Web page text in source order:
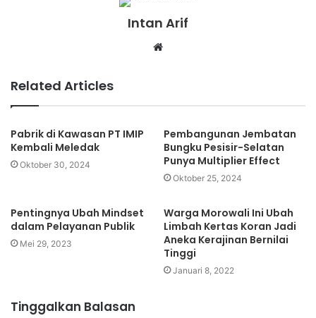
Intan Arif
Website
Related Articles
Pabrik di Kawasan PT IMIP
Kembali Meledak
Oktober 30, 2024
Pembangunan Jembatan
Bungku Pesisir-Selatan
Punya Multiplier Effect
Oktober 25, 2024
Pentingnya Ubah Mindset
dalam Pelayanan Publik
Mei 29, 2023
Warga Morowali Ini Ubah
Limbah Kertas Koran Jadi
Aneka Kerajinan Bernilai
Tinggi
Januari 8, 2022
Tinggalkan Balasan